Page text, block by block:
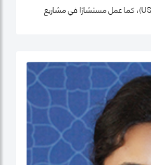
برامج في الوكالة الأمريكية للتنمية الدولية (USAID)، كما عمل مستشارًا في مشاريع